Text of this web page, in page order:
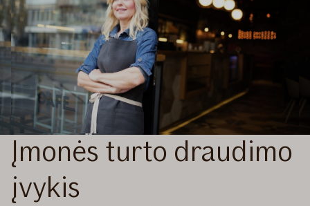
Įmonės turto draudimo
įvykis